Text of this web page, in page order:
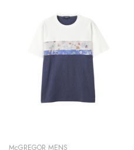
McGREGOR MENS